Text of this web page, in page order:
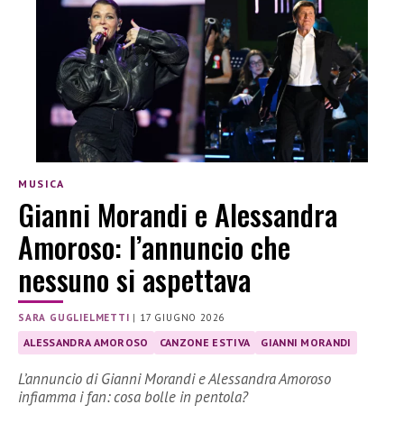
MUSICA
Gianni Morandi e Alessandra
Amoroso: l’annuncio che
nessuno si aspettava
SARA GUGLIELMETTI | 17 GIUGNO 2026
ALESSANDRA AMOROSO CANZONE ESTIVA GIANNI MORANDI
L’annuncio di Gianni Morandi e Alessandra Amoroso
infiamma i fan: cosa bolle in pentola?